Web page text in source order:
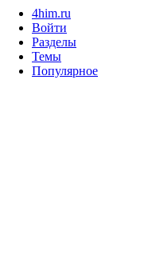
4him.ru
Войти
Разделы
Темы
Популярное